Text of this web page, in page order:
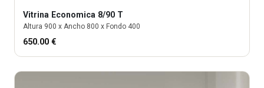
Vitrina Economica 8/90 T
Altura 900 x Ancho 800 x Fondo 400
650.00 €